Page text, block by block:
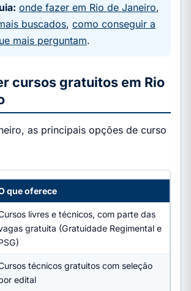
onde fazer em Rio de Janeiro,
buscados, como conseguir a
mais perguntam.
cursos gratuitos em Rio
as principais opções de curso
que oferece
livres e técnicos, com parte das
gratuita (Gratuidade Regimental e
técnicos gratuitos com seleção
edital